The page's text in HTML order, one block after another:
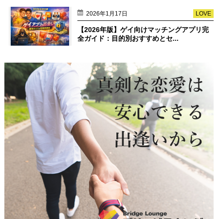
2026年1月17日 LOVE
【2026年版】ゲイ向けマッチングアプリ完
全ガイド：目的別おすすめとセ...